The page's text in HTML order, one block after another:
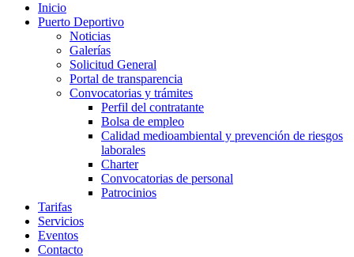
Inicio
Puerto Deportivo
Noticias
Galerías
Solicitud General
Portal de transparencia
Convocatorias y trámites
Perfil del contratante
Bolsa de empleo
Calidad medioambiental y prevención de riesgos
laborales
Charter
Convocatorias de personal
Patrocinios
Tarifas
Servicios
Eventos
Contacto